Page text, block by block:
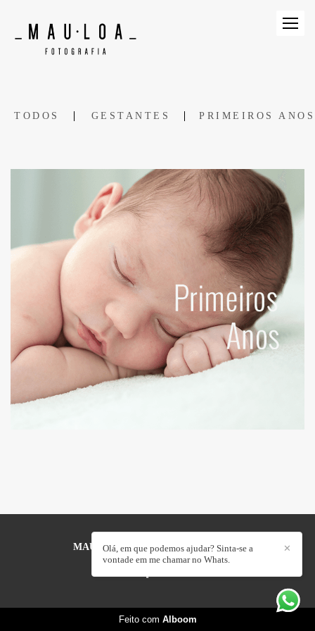
TODOS GESTANTES PRIMEIROS ANOS
MAULOA FOTOGRAFIA /CONTATO ✕
Olá, em que podemos ajudar? Sinta-se a
vontade em me chamar no Whats.
Feito com Alboom